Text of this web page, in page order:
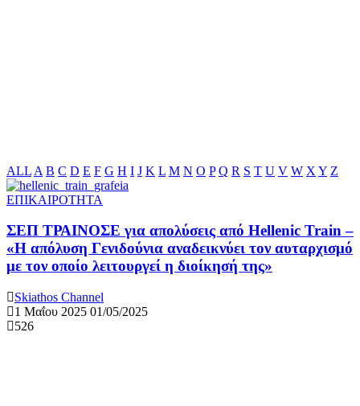
ALL A B C D E F G H I J K L M N O P Q R S T U V W X Y Z
ΕΠΙΚΑΙΡΟΤΗΤΑ
ΣΕΠ ΤΡΑΙΝΟΣΕ για απολύσεις από Hellenic Train –
«Η απόλυση Γενιδούνια αναδεικνύει τον αυταρχισμό
με τον οποίο λειτουργεί η διοίκησή της»
Skiathos Channel
1 Μαΐου 2025 01/05/2025
526